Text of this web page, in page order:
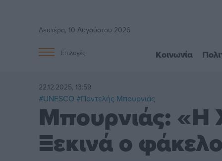
Δευτέρα, 10 Αυγούστου 2026
Επιλογές Κοινωνία
22.12.2025, 13:59
#UNESCO #Παντελής Μπουρνιάς
Μπουρνιάς: «Η
Ξεκινά ο